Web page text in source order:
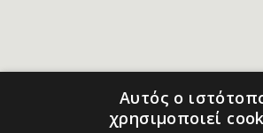
Αυτός ο
χρησιμοποιεί